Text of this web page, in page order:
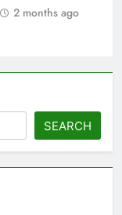
2 months ago
SEARCH